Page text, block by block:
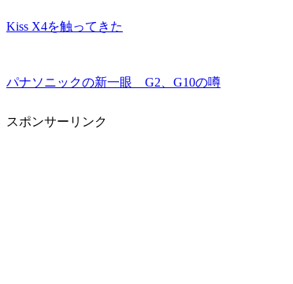
Kiss X4を触ってきた
パナソニックの新一眼 G2、G10の噂
スポンサーリンク